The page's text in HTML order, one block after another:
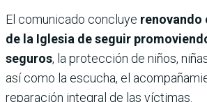
El comunicado concluye renovando
de la Iglesia de seguir
seguros, la protección de niños,
así como la escucha, el
reparación integral de las víctimas.